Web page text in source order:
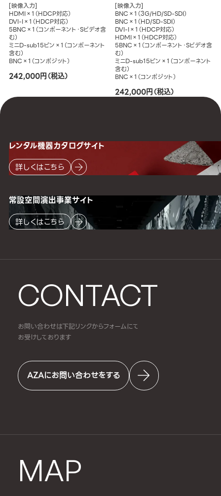
[映像入力]
HDMI×1（HDCP対応）
DVI-I×1（HDCP対応）
5BNC×1（コンポーネント・Sビデオ含
む）
ミニD-sub15ピン×1（コンポーネント
含む）
BNC×1（コンポジット）
242,000円（税込）
[映像入力]
BNC×1（3G/HD/SD-SDI）
BNC×1（HD/SD-SDI）
DVI-I×1（HDCP対応）
HDMI×1（HDCP対応）
5BNC×1（コンポーネント・Sビデオ含
む）
ミニD-sub15ピン×1（コンポーネント
含む）
BNC×1（コンポジット）
242,000円（税込）
CONTACT
お問い合わせは下記リンクからフォームにて
お受けしております
AZAにお問い合わせをする
MAP
レンタル機器カタログサイト
詳しくはこちら
常設空間演出事業サイト
詳しくはこちら